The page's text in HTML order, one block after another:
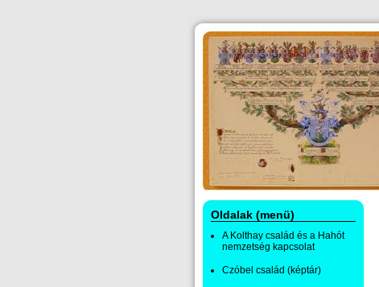
Oldalak (menü)
A Kolthay család és a Hahót
nemzetség kapcsolat
Czóbel család (képtár)